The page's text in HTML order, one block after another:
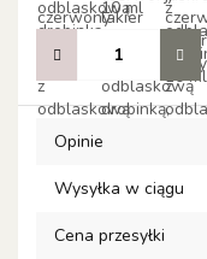
Opinie
Wysyłka w ciągu
Cena przesyłki